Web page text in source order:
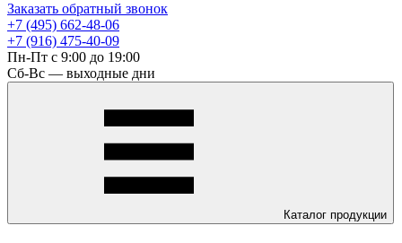
Заказать обратный звонок
+7 (495) 662-48-06
+7 (916) 475-40-09
Пн-Пт с 9:00 до 19:00
Сб-Вс — выходные дни
Каталог продукции